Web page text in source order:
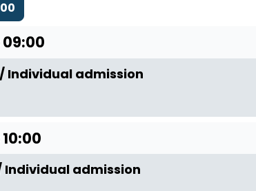
Individual admission
Individual admission